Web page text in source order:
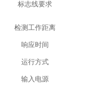
标志线要求
检测工作距离
响应时间
运行方式
输入电源